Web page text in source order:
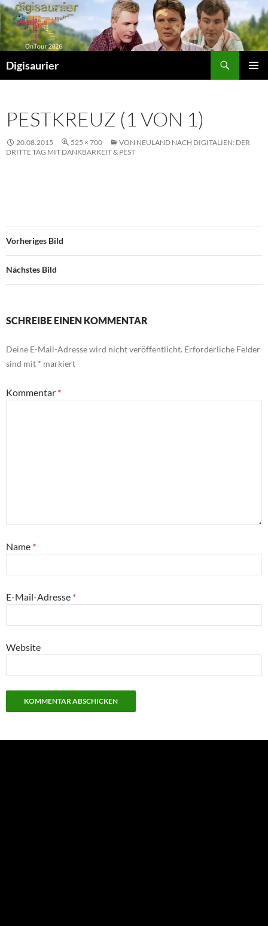
Zum
Inhalt
springen
Digisaurier
PESTKREUZ (1 VON 1)
20.08.2015 525 × 700
VON NEULAND NACH DIGITALIEN: DER
DRITTE TAG MIT DANKBARKEIT & PEST
Vorheriges Bild
Nächstes Bild
SCHREIBE EINEN KOMMENTAR
Deine E-Mail-Adresse wird nicht veröffentlicht. Erforderliche Felder
sind mit * markiert
Kommentar *
Name *
E-Mail-Adresse *
Website